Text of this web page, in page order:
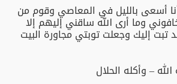
أسعى بالليل في المعاصي وقوم من
وما أرى الله ساقني إليهم إلا
تبت إليك وجعلت توبتي مجاورة البيت
– وأكله الحلال